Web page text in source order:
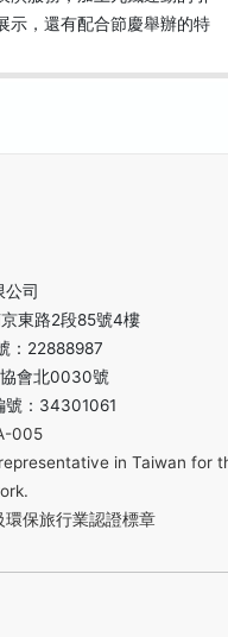
示，還有配合節慶舉辦的特
司
東路2段85號4樓
：22888987
會北0030號
號：34301061
005
in Taiwan for
保旅行業認證標章